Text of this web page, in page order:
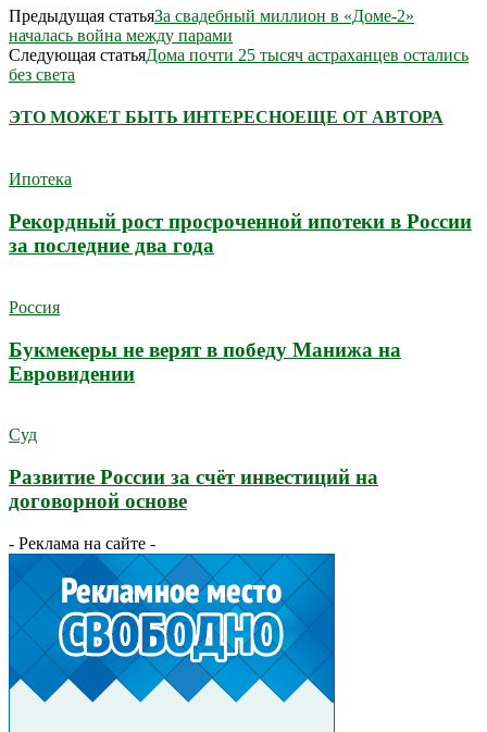
Предыдущая статьяЗа свадебный миллион в «Доме-2»
началась война между парами
Следующая статьяДома почти 25 тысяч астраханцев остались
без света
ЭТО МОЖЕТ БЫТЬ ИНТЕРЕСНОЕЩЕ ОТ АВТОРА
Ипотека
Рекордный рост просроченной ипотеки в России
за последние два года
Россия
Букмекеры не верят в победу Манижа на
Евровидении
Суд
Развитие России за счёт инвестиций на
договорной основе
- Реклама на сайте -